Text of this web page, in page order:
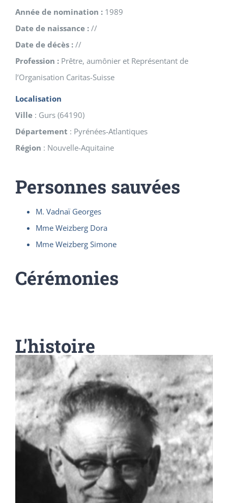
Année de nomination : 1989
Date de naissance : //
Date de décès : //
Profession : Prêtre, aumônier et Représentant de
l’Organisation Caritas-Suisse
Localisation
Ville : Gurs (64190)
Département : Pyrénées-Atlantiques
Région : Nouvelle-Aquitaine
Personnes sauvées
M. Vadnaï Georges
Mme Weizberg Dora
Mme Weizberg Simone
Cérémonies
L'histoire